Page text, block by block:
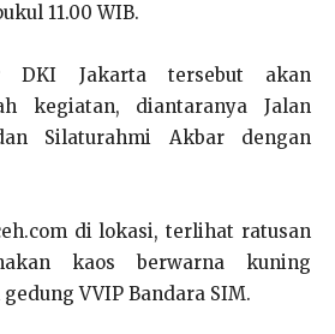
11.00 WIB.
DKI Jakarta tersebut akan
kegiatan, diantaranya Jalan
Silaturahmi Akbar dengan
di lokasi, terlihat ratusan
kaos berwarna kuning
VVIP Bandara SIM.